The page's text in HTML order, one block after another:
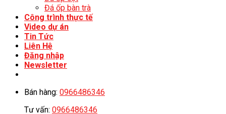
Đá ốp bàn trà
Công trình thực tế
Video dự án
Tin Tức
Liên Hệ
Đăng nhập
Newsletter
Bán hàng: 0966486346
Tư vấn: 0966486346